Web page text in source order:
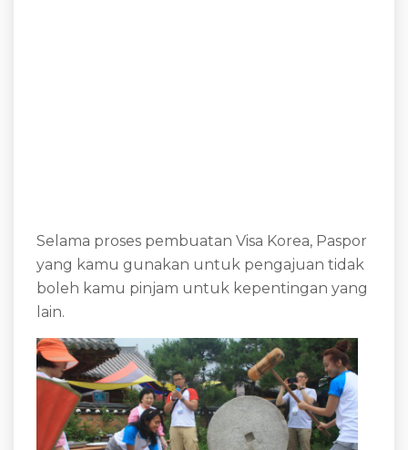
Selama proses pembuatan Visa Korea, Paspor
yang kamu gunakan untuk pengajuan tidak
boleh kamu pinjam untuk kepentingan yang
lain.